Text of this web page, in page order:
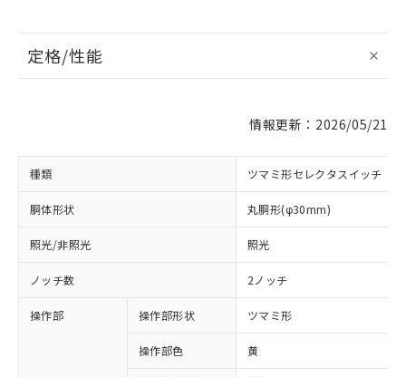
定格/性能
情報更新：2026/05/21
種類 ツマミ形セレクタスイッチ
胴体形状 丸胴形(φ30mm)
照光/非照光 照光
ノッチ数 2ノッチ
操作部 操作部形状 ツマミ形
操作部色 黄